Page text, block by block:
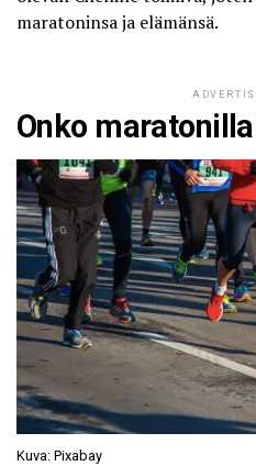
maratoninsa ja elämänsä.
Onko
Kuva: Pixabay